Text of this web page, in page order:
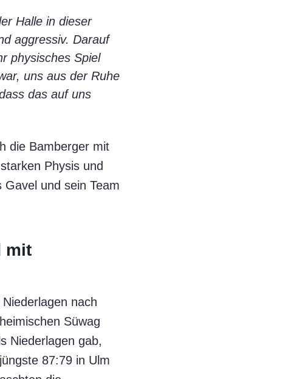
Halle in dieser
aggressiv. Darauf
physisches Spiel
uns aus der Ruhe
das auf uns
die Bamberger mit
Physis und
und sein Team
mit
nach
Süwag
Niederlagen gab,
87:79 in Ulm